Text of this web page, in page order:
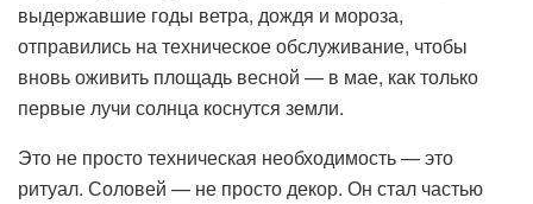
выдержавшие годы ветра, дождя и мороза,
отправились на техническое обслуживание, чтобы
вновь оживить площадь весной — в мае, как только
первые лучи солнца коснутся земли.
Это не просто техническая необходимость — это
ритуал. Соловей — не просто декор. Он стал частью